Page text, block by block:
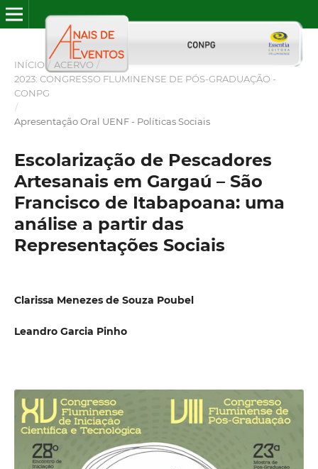
INÍCIO / ACERVO /
2023: CONGRESSO FLUMINENSE DE PÓS-GRADUAÇÃO -
CONPG
/
Apresentação Oral UENF - Políticas Sociais
Escolarização de Pescadores
Artesanais em Gargaú – São
Francisco de Itabapoana: uma
análise a partir das
Representações Sociais
Clarissa Menezes de Souza Poubel
Leandro Garcia Pinho